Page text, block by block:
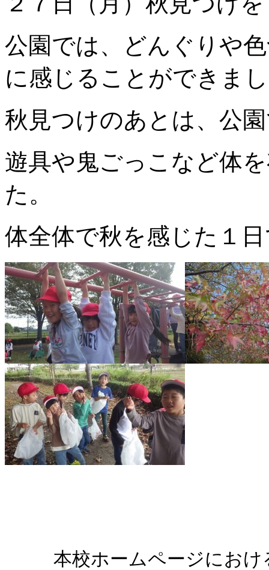
公園では、どんぐりや
に感じることができま
秋見つけのあとは、公
遊具や鬼ごっこなど体
た。
体全体で秋を感じた１
本校ホームページにお